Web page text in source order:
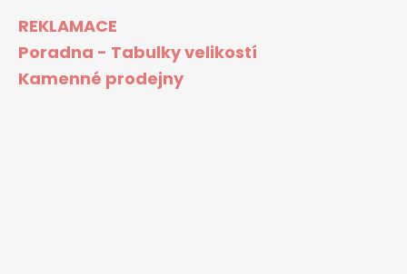
REKLAMACE
Poradna - Tabulky velikostí
Kamenné prodejny